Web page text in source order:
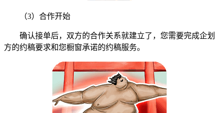
（3）合作开始
确认接单后，双方的合作关系就建立了，您需要完成企划
方的约稿要求和您橱窗承诺的约稿服务。